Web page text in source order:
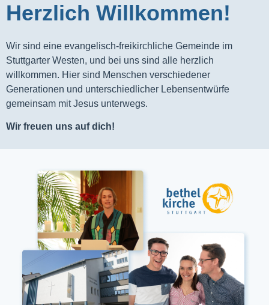
Herzlich Willkommen!
Wir sind eine evangelisch-freikirchliche Gemeinde im
Stuttgarter Westen, und bei uns sind alle herzlich
willkommen. Hier sind Menschen verschiedener
Generationen und unterschiedlicher Lebensentwürfe
gemeinsam mit Jesus unterwegs.
Wir freuen uns auf dich!